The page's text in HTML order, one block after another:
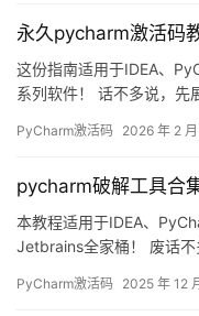
讲解利用破解补丁完成永
永久pycharm激活码
这份指南适用于IDEA、
系列软件！ 话不多说，先
文详解的方式，逐步演示
Mac还是…
PyCharm激活码 2026 年 2 月
pycharm破解工具合
本教程适用于IDEA、
Jetbrains全家桶！ 废话
来，我就将通过图文的方
PyCharm激活码 2025 年 12